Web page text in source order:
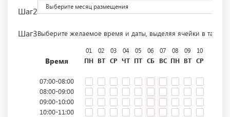
Шаг2 Выберите месяц размещения
Шаг3Выберите желаемое время и даты, выделяя ячейки в
Время
01
ПН
02
ВТ
03
СР
04
ЧТ
05
ПТ
06
СБ
07
ВС
08
ПН
09
ВТ
10
СР
07:00-08:00
08:00-09:00
09:00-10:00
10:00-11:00